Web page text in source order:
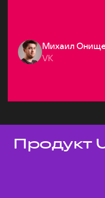
Михаил
VK
Темы докладов
Продукт